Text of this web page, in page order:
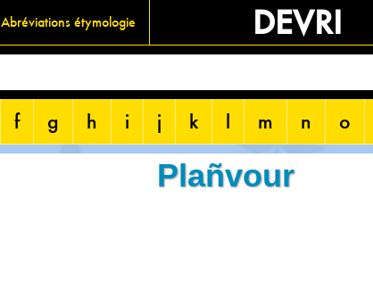
Abréviations étymologie DEVRI
f g h i j k l m n o
Plañvour